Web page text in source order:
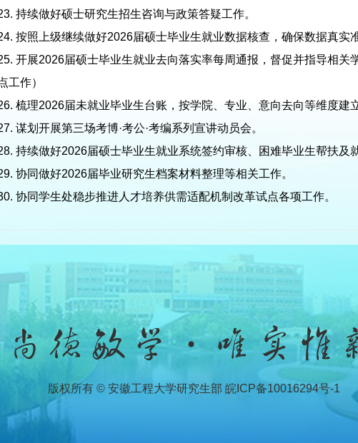
持续做好硕士研究生招生咨询与政策答疑工作。
按照上级继续做好2026届硕士毕业生就业数据核查，确保数据真实
开展2026届硕士毕业生就业去向落实率每周通报，督促并指导相关
工作）
梳理2026届未就业毕业生台账，按学院、专业、意向去向等维度建
谋划开展第三场考博·考公·考编系列宣讲动员会。
持续做好2026届硕士毕业生就业系统签约审核、困难毕业生帮扶及
协同做好2026届毕业研究生档案材料整理等相关工作。
协同学生处稳步推进人才培养供需适配机制改革试点各项工作。
版权所有 © 安徽工程大学研究生部 皖ICP备10016294号-1